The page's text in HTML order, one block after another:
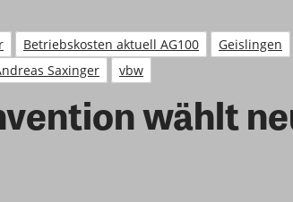
Betriebskosten aktuell AG100
Geislingen
Saxinger vbw
wählt